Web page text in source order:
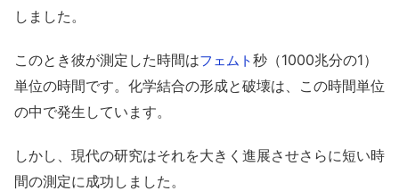
しました。
このとき彼が測定した時間はフェムト秒（1000兆分の1）
単位の時間です。化学結合の形成と破壊は、この時間単位
の中で発生しています。
しかし、現代の研究はそれを大きく進展させさらに短い時
間の測定に成功しました。